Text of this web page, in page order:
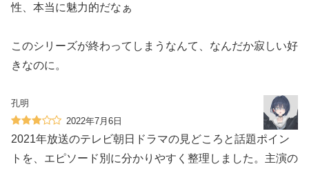
性、本当に魅力的だなぁ
このシリーズが終わってしまうなんて、なんだか寂しい好
きなのに。
孔明
2022年7月6日
2021年放送のテレビ朝日ドラマの見どころと話題ポイン
トを、エピソード別に分かりやすく整理しました。主演の